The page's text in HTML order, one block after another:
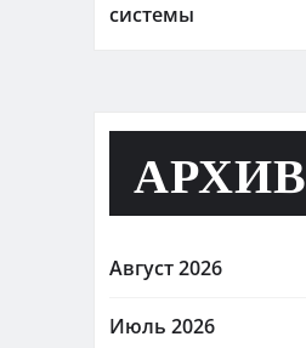
системы
АРХИВ
Август 2026
Июль 2026